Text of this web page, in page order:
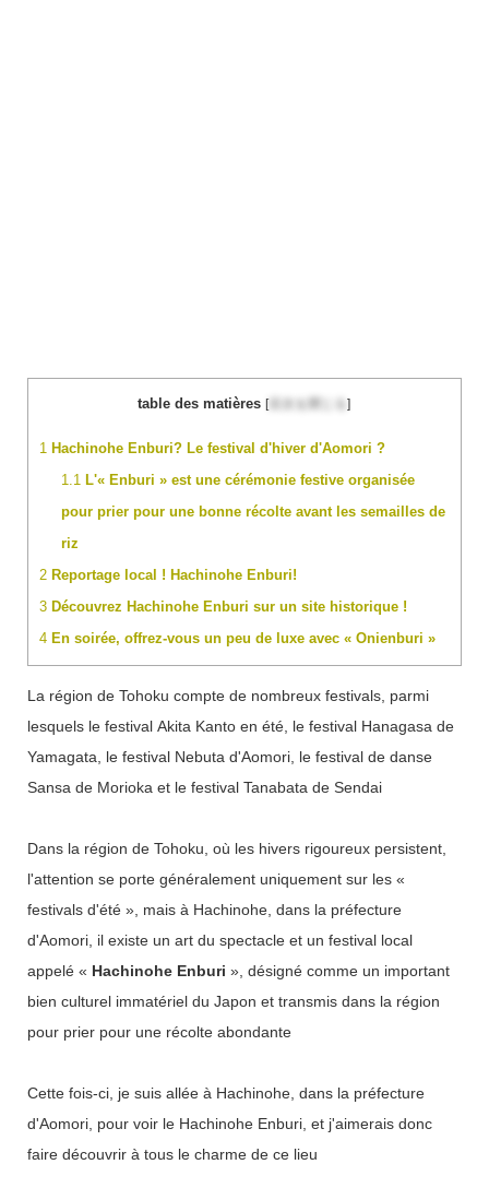
table des matières [目次を閉じる]
1Hachinohe Enburi? Le festival d'hiver d'Aomori ?
1.1L'« Enburi » est une cérémonie festive organisée
pour prier pour une bonne récolte avant les semailles de
riz
2Reportage local ! Hachinohe Enburi!
3Découvrez Hachinohe Enburi sur un site historique !
4En soirée, offrez-vous un peu de luxe avec « Onienburi »
La région de Tohoku compte de nombreux festivals, parmi
lesquels le festival Akita Kanto en été, le festival Hanagasa de
Yamagata, le festival Nebuta d'Aomori, le festival de danse
Sansa de Morioka et le festival Tanabata de Sendai
Dans la région de Tohoku, où les hivers rigoureux persistent,
l'attention se porte généralement uniquement sur les «
festivals d'été », mais à Hachinohe, dans la préfecture
d'Aomori, il existe un art du spectacle et un festival local
appelé « Hachinohe Enburi », désigné comme un important
bien culturel immatériel du Japon et transmis dans la région
pour prier pour une récolte abondante
Cette fois-ci, je suis allée à Hachinohe, dans la préfecture
d'Aomori, pour voir le Hachinohe Enburi, et j'aimerais donc
faire découvrir à tous le charme de ce lieu